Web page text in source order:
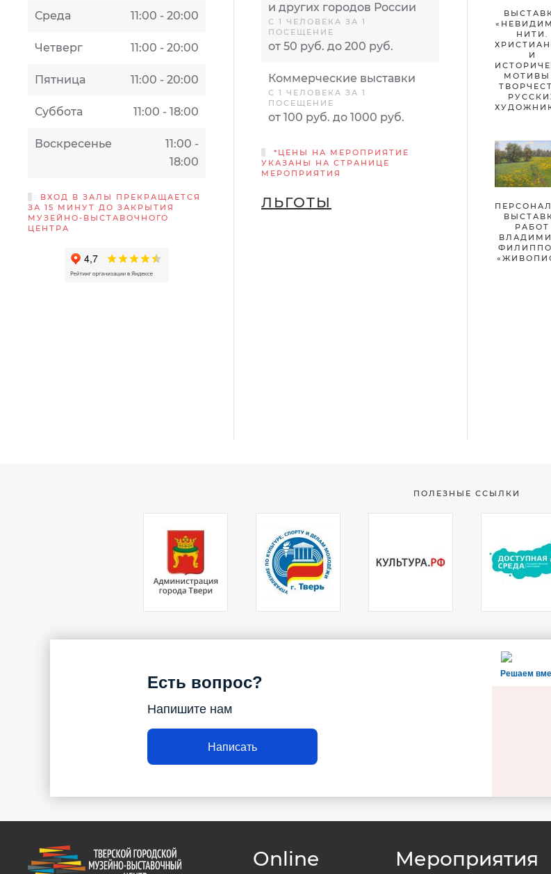
Среда 11:00 - 20:00
Четверг 11:00 - 20:00
Пятница 11:00 - 20:00
Суббота 11:00 - 18:00
Воскресенье
11:00 -
18:00
ВХОД В ЗАЛЫ ПРЕКРАЩАЕТСЯ
ЗА 15 МИНУТ ДО ЗАКРЫТИЯ
МУЗЕЙНО-ВЫСТАВОЧНОГО
ЦЕНТРА
и других городов России
С 1 ЧЕЛОВЕКА ЗА 1
ПОСЕЩЕНИЕ
от 50 руб. до 200 руб.
Коммерческие выставки
С 1 ЧЕЛОВЕКА ЗА 1
ПОСЕЩЕНИЕ
от 100 руб. до 1000 руб.
*ЦЕНЫ НА МЕРОПРИЯТИЕ
УКАЗАНЫ НА СТРАНИЦЕ
МЕРОПРИЯТИЯ
ЛЬГОТЫ
НИТИ.
И
МОТИВЫ
РАБОТ
ПОЛЕЗНЫЕ ССЫЛКИ
Решаем
Есть вопрос?
Напишите нам
Написать
Online Мероприятия